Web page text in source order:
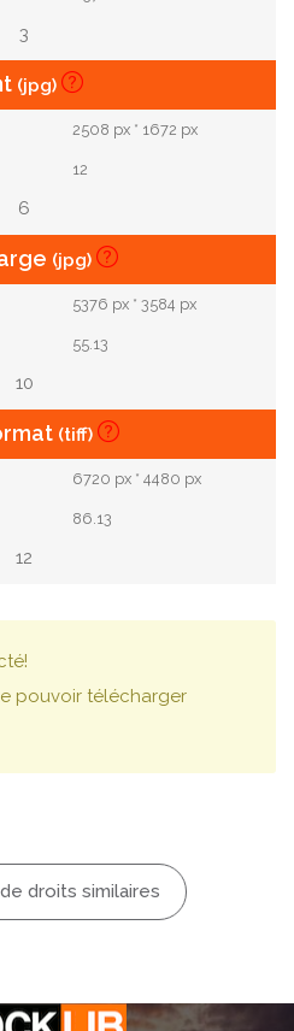
3
(jpg)
2508 px * 1672 px
12
6
(jpg)
5376 px * 3584 px
55.13
10
(tiff)
6720 px * 4480 px
86.13
12
pouvoir télécharger
droits similaires